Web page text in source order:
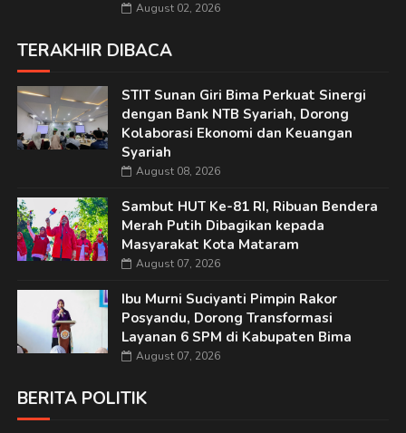
August 02, 2026
TERAKHIR DIBACA
STIT Sunan Giri Bima Perkuat Sinergi
dengan Bank NTB Syariah, Dorong
Kolaborasi Ekonomi dan Keuangan
Syariah
August 08, 2026
Sambut HUT Ke-81 RI, Ribuan Bendera
Merah Putih Dibagikan kepada
Masyarakat Kota Mataram
August 07, 2026
Ibu Murni Suciyanti Pimpin Rakor
Posyandu, Dorong Transformasi
Layanan 6 SPM di Kabupaten Bima
August 07, 2026
BERITA POLITIK